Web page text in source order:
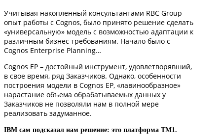
Учитывая накопленный консультантами RBC Group
опыт работы с Cognos, было принято решение сделать
«универсальную» модель с возможностью адаптации к
различным бизнес требованиям. Начало было с
Cognos Enterprise Planning…
Cognos EP – достойный инструмент, удовлетворявший,
в свое время, ряд Заказчиков. Однако, особенности
построения модели в Cognos EP, «лавинообразное»
нарастание объема обрабатываемых данных у
Заказчиков не позволяли нам в полной мере
реализовать задуманное.
IBM сам подсказал нам решение: это платформа TM1.